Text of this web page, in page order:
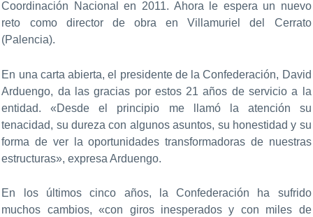
Coordinación Nacional en 2011. Ahora le espera un nuevo
reto como director de obra en Villamuriel del Cerrato
(Palencia).
En una carta abierta, el presidente de la Confederación, David
Arduengo, da las gracias por estos 21 años de servicio a la
entidad. «Desde el principio me llamó la atención su
tenacidad, su dureza con algunos asuntos, su honestidad y su
forma de ver la oportunidades transformadoras de nuestras
estructuras», expresa Arduengo.
En los últimos cinco años, la Confederación ha sufrido
muchos cambios, «con giros inesperados y con miles de